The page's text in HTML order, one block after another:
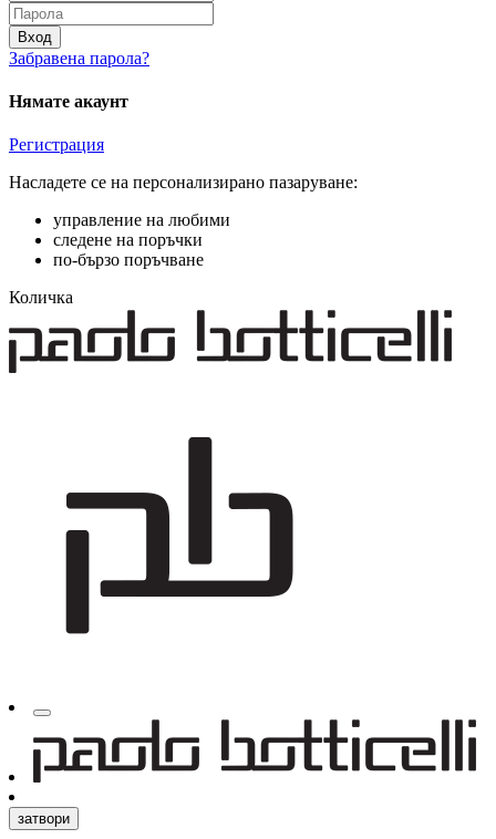
Вход
Забравена парола?
Нямате акаунт
Регистрация
Насладете се на персонализирано пазаруване:
управление на любими
следене на поръчки
по-бързо поръчване
Количка
затвори